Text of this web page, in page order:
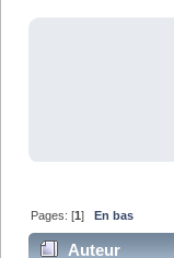
Pages: [1] En bas
Auteur